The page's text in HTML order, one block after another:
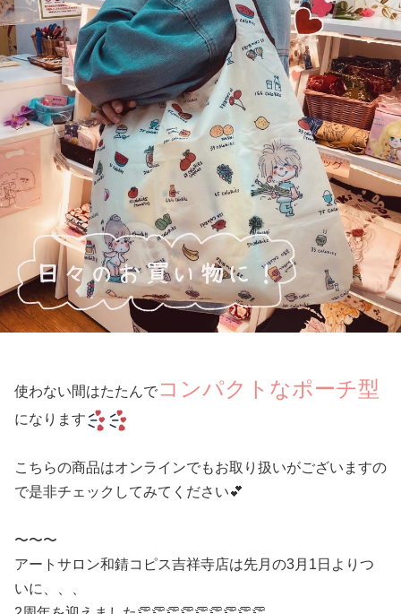
使わない間はたたんでコンパクトなポーチ型
になります
こちらの商品はオンラインでもお取り扱いがございますの
で是非チェックしてみてください💕
〜〜〜
アートサロン和錆コピス吉祥寺店は先月の3月1日よりつ
いに、、、